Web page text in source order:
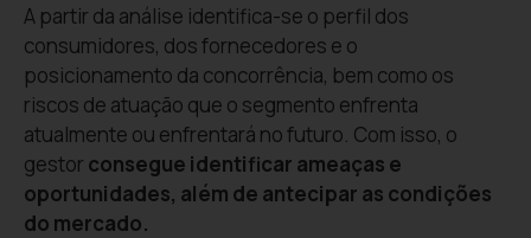
A partir da análise identifica-se o perfil dos
consumidores, dos fornecedores e o
posicionamento da concorrência, bem como os
riscos de atuação que o segmento enfrenta
atualmente ou enfrentará no futuro. Com isso, o
gestor consegue identificar ameaças e
oportunidades, além de antecipar as condições
do mercado.